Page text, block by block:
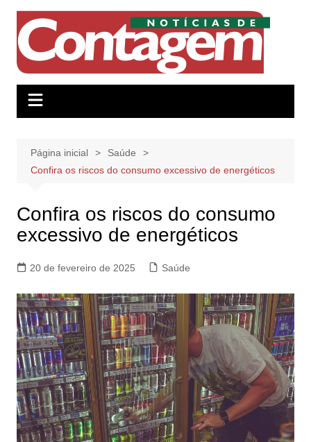
conteúdo
Página inicial
Saúde
Confira os riscos do consumo excessivo de energéticos
Confira os riscos do consumo
excessivo de energéticos
20 de fevereiro de 2025 Saúde